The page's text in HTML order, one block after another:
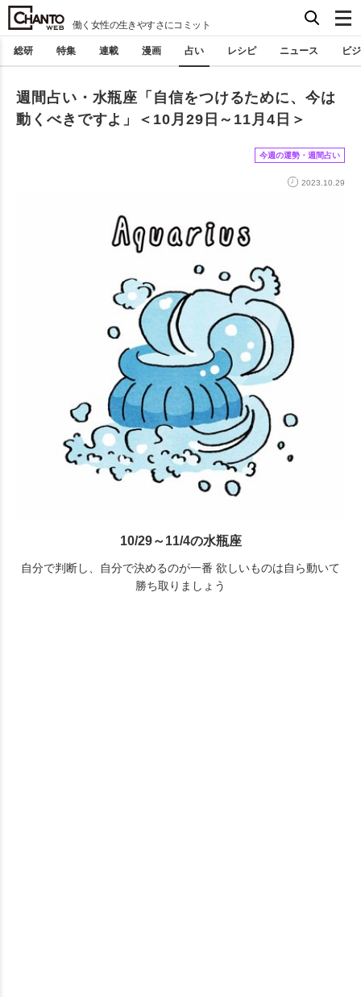
働く女性の生きやすさにコミット
総研 特集 連載 漫画 占い レシピ ニュース ビ
週間占い・水瓶座「自信をつけるために、今は
動くべきですよ」＜10月29日～11月4日＞
今週の運勢・週間占い
2023.10.29
10/29～11/4の水瓶座
自分で判断し、自分で決めるのが一番 欲しいものは自ら動いて
勝ち取りましょう